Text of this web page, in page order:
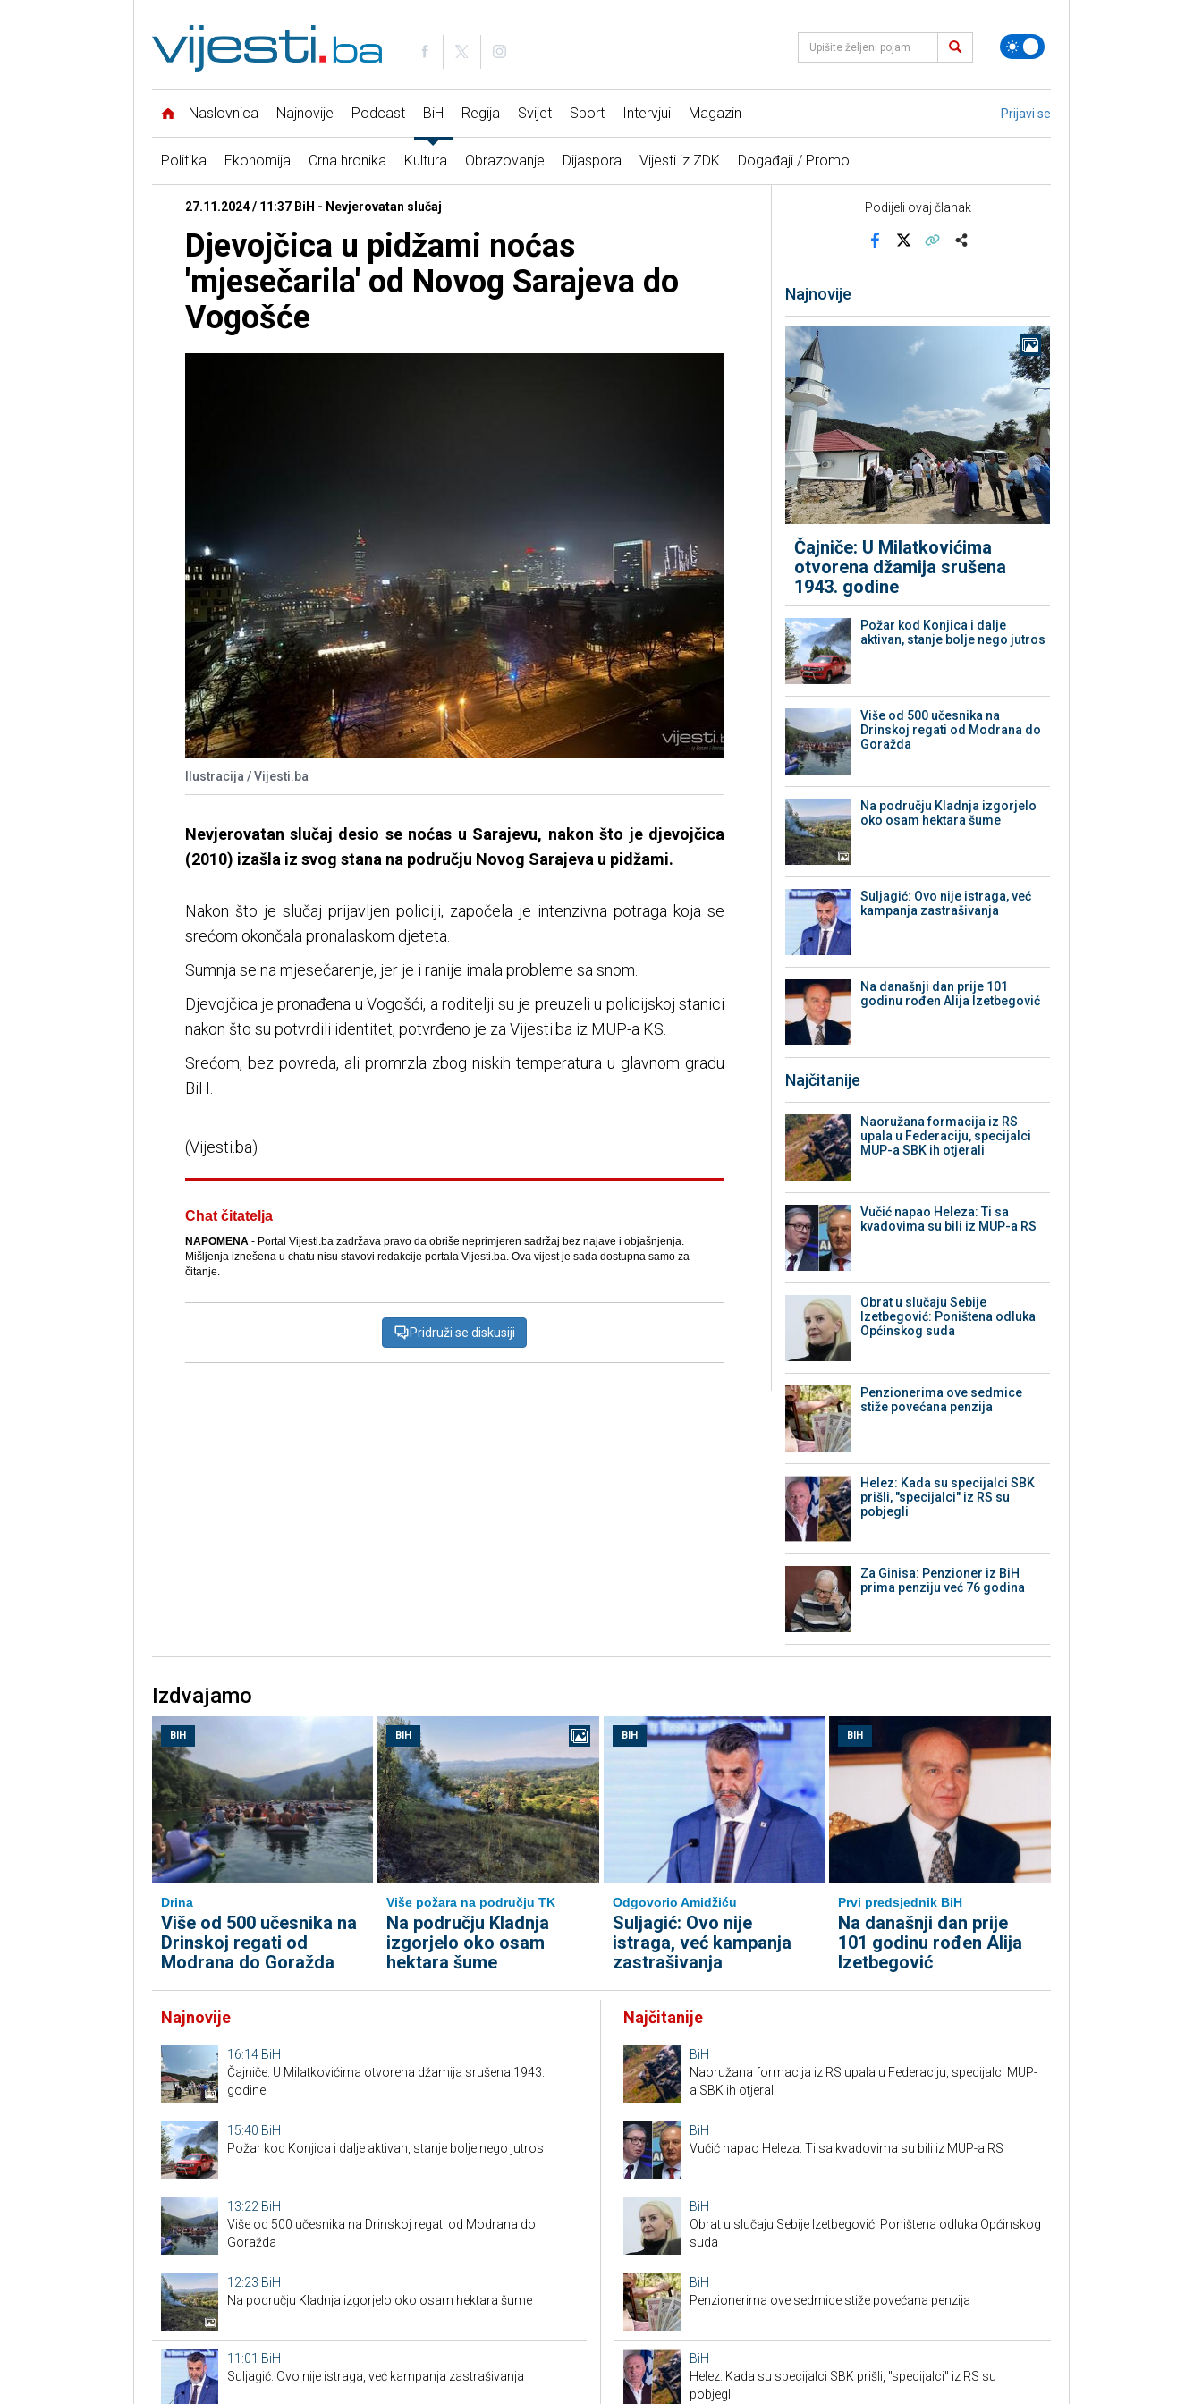
Naslovnica Najnovije Podcast BiH Regija Svijet Sport Intervjui Magazin Prijavi se
Politika Ekonomija Crna hronika Kultura Obrazovanje Dijaspora Vijesti iz ZDK Događaji / Promo
27.11.2024 / 11:37 BiH - Nevjerovatan slučaj
Djevojčica u pidžami noćas
'mjesečarila' od Novog Sarajeva do
Vogošće
Ilustracija / Vijesti.ba
Nevjerovatan slučaj desio se noćas u Sarajevu, nakon što je djevojčica
(2010) izašla iz svog stana na području Novog Sarajeva u pidžami.
Nakon što je slučaj prijavljen policiji, započela je intenzivna potraga koja se
srećom okončala pronalaskom djeteta.
Sumnja se na mjesečarenje, jer je i ranije imala probleme sa snom.
Djevojčica je pronađena u Vogošći, a roditelji su je preuzeli u policijskoj stanici
nakon što su potvrdili identitet, potvrđeno je za Vijesti.ba iz MUP-a KS.
Srećom, bez povreda, ali promrzla zbog niskih temperatura u glavnom gradu
BiH.
(Vijesti.ba)
Chat čitatelja
NAPOMENA- Portal Vijesti.ba zadržava pravo da obriše neprimjeren sadržaj bez najave i objašnjenja.
Mišljenja iznešena u chatu nisu stavovi redakcije portala Vijesti.ba. Ova vijest je sada dostupna samo za
čitanje.
Pridruži se diskusiji
Podijeli ovaj članak
Najnovije
Čajniče: U Milatkovićima
otvorena džamija srušena
1943. godine
Požar kod Konjica i dalje
aktivan, stanje bolje nego jutros
Više od 500 učesnika na
Drinskoj regati od Modrana do
Goražda
Na području Kladnja izgorjelo
oko osam hektara šume
Suljagić: Ovo nije istraga, već
kampanja zastrašivanja
Na današnji dan prije 101
godinu rođen Alija Izetbegović
Najčitanije
Naoružana formacija iz RS
upala u Federaciju, specijalci
MUP-a SBK ih otjerali
Vučić napao Heleza: Ti sa
kvadovima su bili iz MUP-a RS
Obrat u slučaju Sebije
Izetbegović: Poništena odluka
Općinskog suda
Penzionerima ove sedmice
stiže povećana penzija
Helez: Kada su specijalci SBK
prišli, "specijalci" iz RS su
pobjegli
Za Ginisa: Penzioner iz BiH
prima penziju već 76 godina
Izdvajamo
BIH
Drina
Više od 500 učesnika na
Drinskoj regati od
Modrana do Goražda
BIH
Više požara na području TK
Na području Kladnja
izgorjelo oko osam
hektara šume
BIH
Odgovorio Amidžiću
Suljagić: Ovo nije
istraga, već kampanja
zastrašivanja
BIH
Prvi predsjednik BiH
Na današnji dan prije
101 godinu rođen Alija
Izetbegović
Najnovije
16:14 BiH
Čajniče: U Milatkovićima otvorena džamija srušena 1943.
godine
15:40 BiH
Požar kod Konjica i dalje aktivan, stanje bolje nego jutros
13:22 BiH
Više od 500 učesnika na Drinskoj regati od Modrana do
Goražda
12:23 BiH
Na području Kladnja izgorjelo oko osam hektara šume
11:01 BiH
Suljagić: Ovo nije istraga, već kampanja zastrašivanja
Najčitanije
BiH
Naoružana formacija iz RS upala u Federaciju, specijalci MUP-
a SBK ih otjerali
BiH
Vučić napao Heleza: Ti sa kvadovima su bili iz MUP-a RS
BiH
Obrat u slučaju Sebije Izetbegović: Poništena odluka Općinskog
suda
BiH
Penzionerima ove sedmice stiže povećana penzija
BiH
Helez: Kada su specijalci SBK prišli, "specijalci" iz RS su
pobjegli